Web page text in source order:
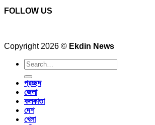
FOLLOW US
Copyright 2026 © Ekdin News
প্রচ্ছদ
জেলা
কলকাতা
দেশ
খেলা